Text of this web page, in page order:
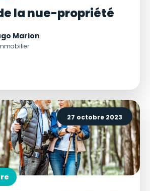
la nue-propriété
Marion
27 octobre 2023